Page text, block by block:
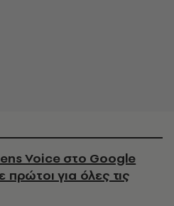
Voice στο Google
πρώτοι για όλες τις